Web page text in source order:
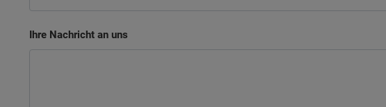
Ihre Nachricht an uns